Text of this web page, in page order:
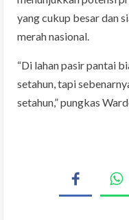
yang cukup besar dan
merah nasional.
“Di lahan pasir pantai
setahun, tapi
setahun,” pungkas